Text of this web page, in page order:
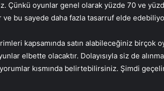
Çünkü oyunlar genel olarak yüzde 70 ve
ve bu sayede daha fazla tasarruf elde
kapsamında satın alabileceğiniz birçok
elbette olacaktır. Dolayısıyla siz de
kısmında belirtebilirsiniz. Şimdi